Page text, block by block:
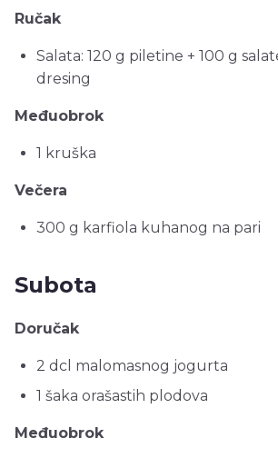
Ručak
Salata: 120 g piletine + 100 g
dresing
Međuobrok
1 kruška
Večera
300 g karfiola kuhanog na pari
Subota
Doručak
2 dcl malomasnog jogurta
1 šaka orašastih plodova
Međuobrok